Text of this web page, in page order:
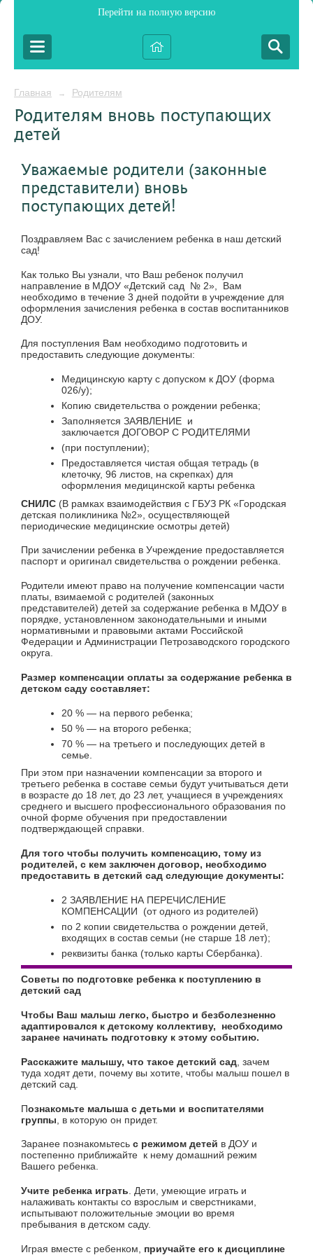
Перейти на полную версию
Главная → Родителям
Родителям вновь поступающих
детей
Уважаемые родители (законные
представители) вновь
поступающих детей!
Поздравляем Вас с зачислением ребенка в наш детский
сад!
Как только Вы узнали, что Ваш ребенок получил
направление в МДОУ «Детский сад № 2», Вам
необходимо в течение 3 дней подойти в учреждение для
оформления зачисления ребенка в состав воспитанников
ДОУ.
Для поступления Вам необходимо подготовить и
предоставить следующие документы:
Медицинскую карту с допуском к ДОУ (форма
026/у);
Копию свидетельства о рождении ребенка;
Заполняется ЗАЯВЛЕНИЕ и
заключается ДОГОВОР С РОДИТЕЛЯМИ
(при поступлении);
Предоставляется чистая общая тетрадь (в
клеточку, 96 листов, на скрепках) для
оформления медицинской карты ребенка
СНИЛС (В рамках взаимодействия с ГБУЗ РК «Городская
детская поликлиника №2», осуществляющей
периодические медицинские осмотры детей)
При зачислении ребенка в Учреждение предоставляется
паспорт и оригинал свидетельства о рождении ребенка.
Родители имеют право на получение компенсации части
платы, взимаемой с родителей (законных
представителей) детей за содержание ребенка в МДОУ в
порядке, установленном законодательными и иными
нормативными и правовыми актами Российской
Федерации и Администрации Петрозаводского городского
округа.
Размер компенсации оплаты за содержание ребенка в
детском саду составляет:
20 % — на первого ребенка;
50 % — на второго ребенка;
70 % — на третьего и последующих детей в
семье.
При этом при назначении компенсации за второго и
третьего ребенка в составе семьи будут учитываться дети
в возрасте до 18 лет, до 23 лет, учащиеся в учреждениях
среднего и высшего профессионального образования по
очной форме обучения при предоставлении
подтверждающей справки.
Для того чтобы получить компенсацию, тому из
родителей, с кем заключен договор, необходимо
предоставить в детский сад следующие документы:
2 ЗАЯВЛЕНИЕ НА ПЕРЕЧИСЛЕНИЕ
КОМПЕНСАЦИИ (от одного из родителей)
по 2 копии свидетельства о рождении детей,
входящих в состав семьи (не старше 18 лет);
реквизиты банка (только карты Сбербанка).
Советы по подготовке ребенка к поступлению в
детский сад
Чтобы Ваш малыш легко, быстро и безболезненно
адаптировался к детскому коллективу,
необходимо
заранее начинать подготовку к этому событию.
Расскажите малышу, что такое детский сад , зачем
туда ходят дети, почему вы хотите, чтобы малыш пошел в
детский сад.
Познакомьте малыша с детьми и воспитателями
группы , в которую он придет.
Заранее познакомьтесь с режимом детей в ДОУ и
постепенно приближайте к нему домашний режим
Вашего ребенка.
Учите ребенка играть . Дети, умеющие играть и
налаживать контакты со взрослым и сверстниками,
испытывают положительные эмоции во время
пребывания в детском саду.
Играя вместе с ребенком, приучайте его к дисциплине